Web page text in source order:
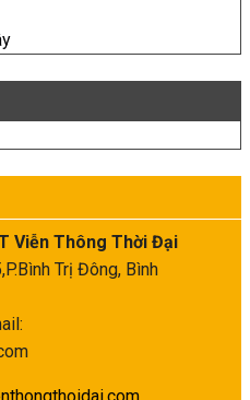
Viễn Thông Thời Đại
Trị Đông, Bình